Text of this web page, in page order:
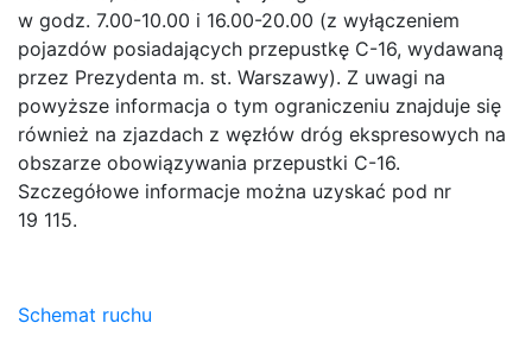
w godz. 7.00-10.00 i 16.00-20.00 (z wyłączeniem
pojazdów posiadających przepustkę C-16, wydawaną
przez Prezydenta m. st. Warszawy). Z uwagi na
powyższe informacja o tym ograniczeniu znajduje się
również na zjazdach z węzłów dróg ekspresowych na
obszarze obowiązywania przepustki C-16.
Szczegółowe informacje można uzyskać pod nr
19 115.
Schemat ruchu